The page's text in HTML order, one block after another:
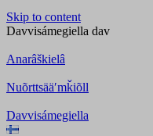
Skip to content
Davvisámegiella dav
Anarâškielâ
Nuõrttsääʹmǩiõll
Davvisámegiella